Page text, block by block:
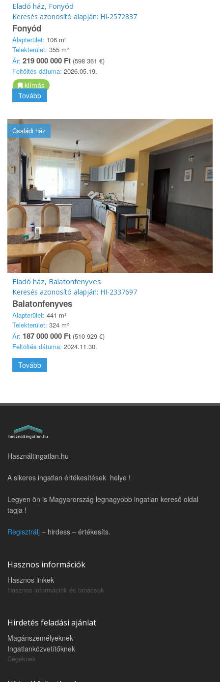
Eladó ház, Fonyód
Keresés azonosító alapján: HI-2572837
Fonyód
Alapterület: 106 m²
Telekterület: 355 m²
Ár: 219 000 000 Ft (598 361 €)
Feltöltés dátuma: 2026.05.19.
klímás
Tovább
Családi ház
Eladó ház, Balatonfenyves
Keresés azonosító alapján: HI-2337697
Balatonfenyves
Alapterület: 441 m²
Telekterület: 324 m²
Ár: 187 000 000 Ft (510 929 €)
Feltöltés dátuma: 2024.11.30.
Tovább
Használtingatlan.hu
A sikeres ingatlan értékesítések helye !
Legyen ön is Magyarország legnagyobb ingatlan kereső oldal
tagja !
Regisztrálj – hirdess – értékesíts.
Hasznos információk
Hasznos linkek
Hasznos információk és tanácsok
Hirdetés feladási ajánlat
Magánszemélyeknek
Ingatlanközvetítőknek
Cégeknek